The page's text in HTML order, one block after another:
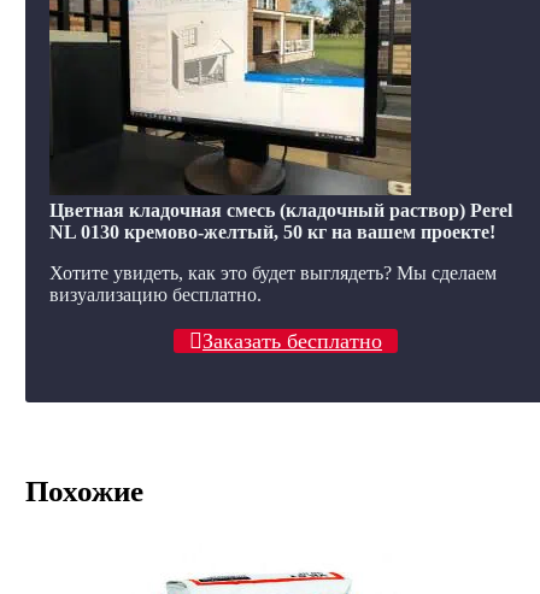
Цветная кладочная смесь (кладочный раствор) Perel
NL 0130 кремово-желтый, 50 кг на вашем проекте!
Хотите увидеть, как это будет выглядеть? Мы сделаем
визуализацию бесплатно.
Заказать бесплатно
Похожие